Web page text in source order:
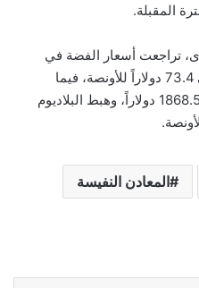
المقبلة.
تراجعت أسعار الفضة في
المعاملات الفورية بنسبة 2.2% إلى 73.4 دولاراً للأونصة، فيما
انخفض البلاتين بنسبة 3.5% إلى 1868.58 دولاراً، وهبط البلاديوم
المعادن النفيسة